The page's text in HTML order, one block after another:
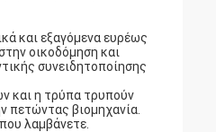
και εξαγόμενα ευρέως
οικοδόμηση και
συνειδητοποίησης
και η τρύπα τρυπούν
πετώντας βιομηχανία.
λαμβάνετε.